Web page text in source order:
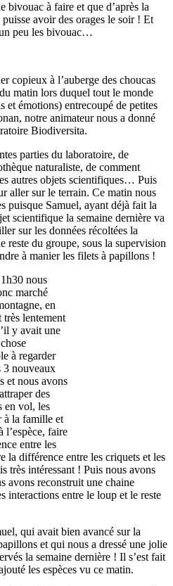
bivouac à faire et que d’après la
avoir des orages le soir ! Et
peu les bivouac…
copieux à l’auberge des choucas
matin lors duquel tout le monde
et émotions) entrecoupé de petites
notre animateur nous a donné
Biodiversita.
parties du laboratoire, de
naturaliste, de comment
autres objets scientifiques… Puis
aller sur le terrain. Ce matin nous
puisque Samuel, ayant déjà fait la
scientifique la semaine dernière va
sur les données récoltées la
reste du groupe, sous la supervision
à manier les filets à papillons !
nous
marché
en
très lentement
y avait une
à regarder
3 nouveaux
et nous avons
des
en vol, les
à la famille et
l’espèce, faire
entre les
la différence entre les criquets et les
très intéressant ! Puis nous avons
avons reconstruit une chaine
interactions entre le loup et le reste
qui avait bien avancé sur la
et qui nous a dressé une jolie
la semaine dernière ! Il s’est fait
les espèces vu ce matin.